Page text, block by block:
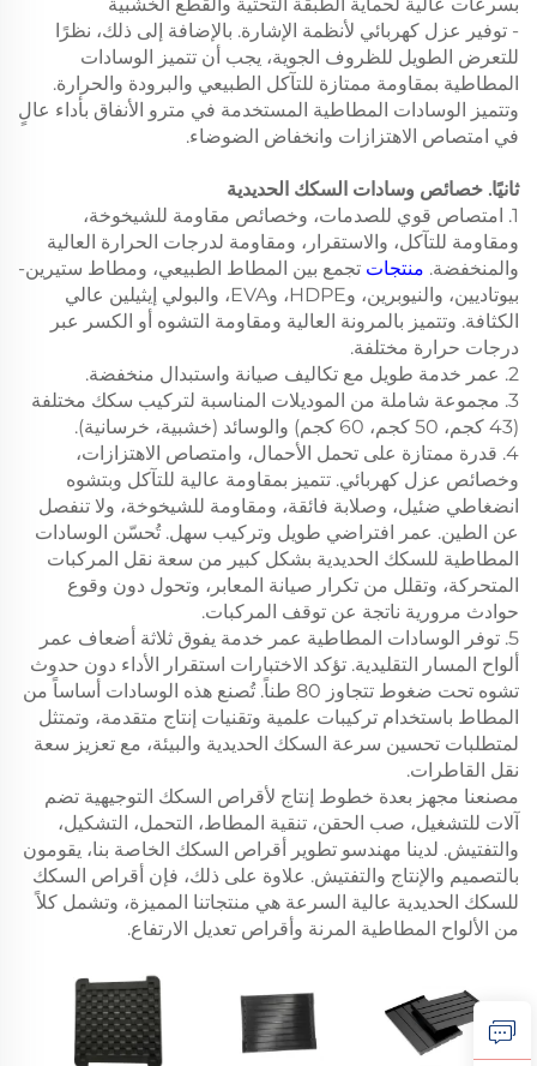
- توفير عزل كهربائي لأنظمة الإشارة. بالإضافة إلى ذلك، نظرًا
للتعرض الطويل للظروف الجوية، يجب أن تتميز الوسادات
المطاطية بمقاومة ممتازة للتآكل الطبيعي والبرودة والحرارة.
وتتميز الوسادات المطاطية المستخدمة في مترو الأنفاق بأداء عالٍ
في امتصاص الاهتزازات وانخفاض الضوضاء.
ثانيًا. خصائص وسادات السكك الحديدية
1. امتصاص قوي للصدمات، وخصائص مقاومة للشيخوخة،
ومقاومة للتآكل، والاستقرار، ومقاومة لدرجات الحرارة العالية
والمنخفضة. منتجات تجمع بين المطاط الطبيعي، ومطاط ستيرين-
بيوتاديين، والنيوبرين، وHDPE، وEVA، والبولي إيثيلين عالي
الكثافة. وتتميز بالمرونة العالية ومقاومة التشوه أو الكسر عبر
درجات حرارة مختلفة.
2. عمر خدمة طويل مع تكاليف صيانة واستبدال منخفضة.
3. مجموعة شاملة من الموديلات المناسبة لتركيب سكك مختلفة
(43 كجم، 50 كجم، 60 كجم) والوسائد (خشبية، خرسانية).
4. قدرة ممتازة على تحمل الأحمال، وامتصاص الاهتزازات،
وخصائص عزل كهربائي. تتميز بمقاومة عالية للتآكل وبتشوه
انضغاطي ضئيل، وصلابة فائقة، ومقاومة للشيخوخة، ولا تنفصل
عن الطين. عمر افتراضي طويل وتركيب سهل. تُحسّن الوسادات
المطاطية للسكك الحديدية بشكل كبير من سعة نقل المركبات
المتحركة، وتقلل من تكرار صيانة المعابر، وتحول دون وقوع
حوادث مرورية ناتجة عن توقف المركبات.
5. توفر الوسادات المطاطية عمر خدمة يفوق ثلاثة أضعاف عمر
ألواح المسار التقليدية. تؤكد الاختبارات استقرار الأداء دون حدوث
تشوه تحت ضغوط تتجاوز 80 طناً. تُصنع هذه الوسادات أساساً من
المطاط باستخدام تركيبات علمية وتقنيات إنتاج متقدمة، وتمتثل
لمتطلبات تحسين سرعة السكك الحديدية والبيئة، مع تعزيز سعة
نقل القاطرات.
مصنعنا مجهز بعدة خطوط إنتاج لأقراص السكك التوجيهية تضم
آلات للتشغيل، صب الحقن، تنقية المطاط، التحمل، التشكيل،
والتفتيش. لدينا مهندسو تطوير أقراص السكك الخاصة بنا، يقومون
بالتصميم والإنتاج والتفتيش. علاوة على ذلك، فإن أقراص السكك
للسكك الحديدية عالية السرعة هي منتجاتنا المميزة، وتشمل كلاً
من الألواح المطاطية المرنة وأقراص تعديل الارتفاع.